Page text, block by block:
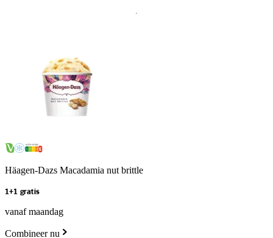
Häagen-Dazs Macadamia nut brittle
1+1 gratis
vanaf maandag
Combineer nu